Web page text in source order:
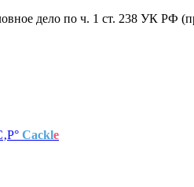
дело по ч. 1 ст. 238 УК РФ
Cackle